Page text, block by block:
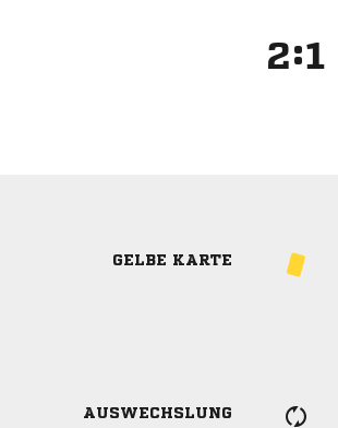
:
GELBE KARTE
AUSWECHSLUNG